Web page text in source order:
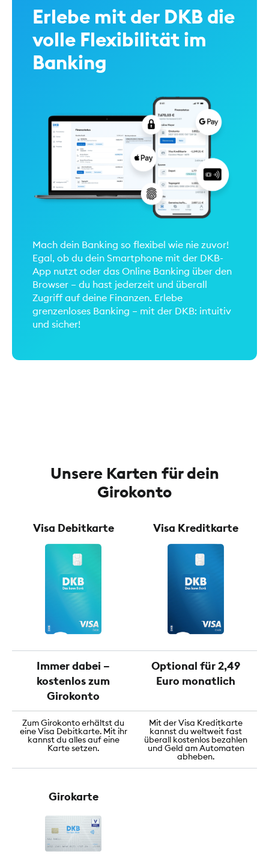
Erlebe mit der DKB die
volle Flexibilität im
Banking
Mach dein Banking so flexibel wie nie zuvor!
Egal, ob du dein Smartphone mit der DKB-
App nutzt oder das Online Banking über den
Browser – du hast jederzeit und überall
Zugriff auf deine Finanzen. Erlebe
grenzenloses Banking – mit der DKB: intuitiv
und sicher!
Unsere Karten für dein
Girokonto
Visa Debitkarte Visa Kreditkarte
Immer dabei –
kostenlos zum
Girokonto
Optional für 2,49
Euro monatlich
Zum Girokonto erhältst du
eine Visa Debitkarte. Mit ihr
kannst du alles auf eine
Karte setzen.
Mit der Visa Kreditkarte
kannst du weltweit fast
überall kostenlos bezahlen
und Geld am Automaten
abheben.
Girokarte